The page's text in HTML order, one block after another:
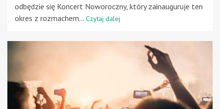
odbędzie się Koncert Noworoczny, który zainauguruje ten
okres z rozmachem... Czytaj dalej